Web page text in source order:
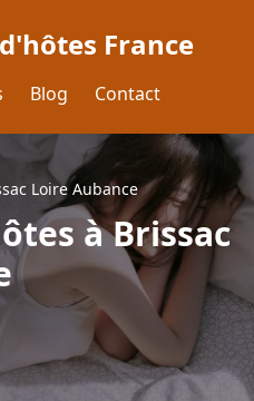
France
Blog Contact
Loire Aubance
à Brissac